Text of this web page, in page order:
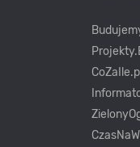
CoZaIle.pl